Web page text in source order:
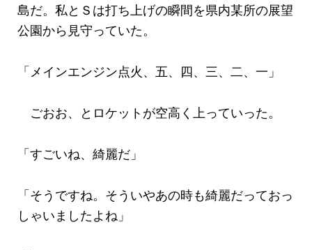
島だ。私とＳは打ち上げの瞬間を県内某所の展望
公園から見守っていた。
「メインエンジン点火、五、四、三、二、一」
ごおお、とロケットが空高く上っていった。
「すごいね、綺麗だ」
「そうですね。そういやあの時も綺麗だっておっ
しゃいましたよね」